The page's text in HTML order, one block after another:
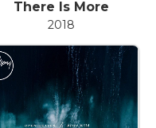
There Is More
2018